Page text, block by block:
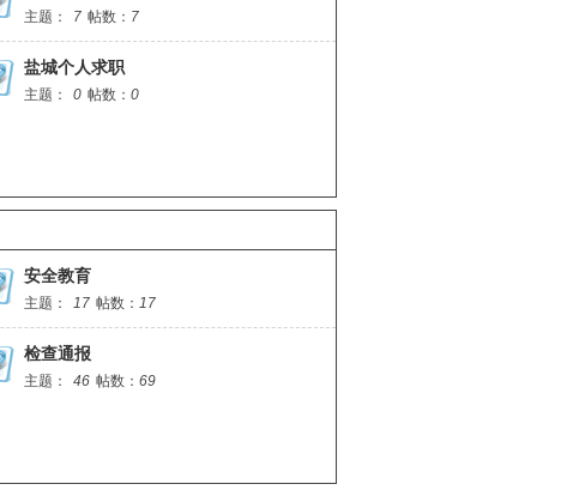
主题： 7 帖数： 7
盐城个人求职
主题： 0 帖数： 0
安全教育
主题： 17 帖数： 17
检查通报
主题： 46 帖数： 69